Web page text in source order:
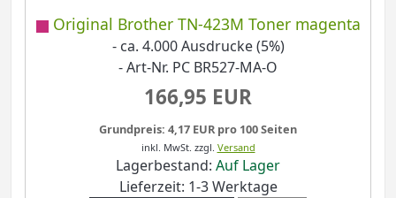
Original Brother TN-423M Toner magenta
- ca. 4.000 Ausdrucke (5%)
- Art-Nr. PC BR527-MA-O
166,95 EUR
Grundpreis: 4,17 EUR pro 100 Seiten
inkl. MwSt. zzgl. Versand
Lagerbestand: Auf Lager
Lieferzeit: 1-3 Werktage